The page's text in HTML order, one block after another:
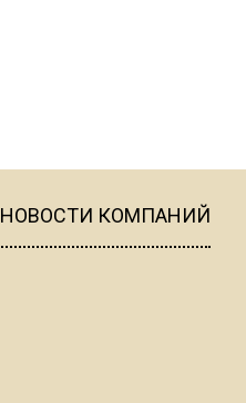
НОВОСТИ КОМПАНИЙ